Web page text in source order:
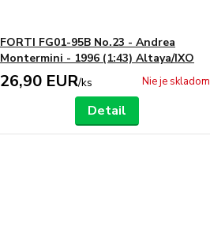
FORTI FG01-95B No.23 - Andrea
Montermini - 1996 (1:43) Altaya/IXO
26,90 EUR/ks Nie je skladom
Detail